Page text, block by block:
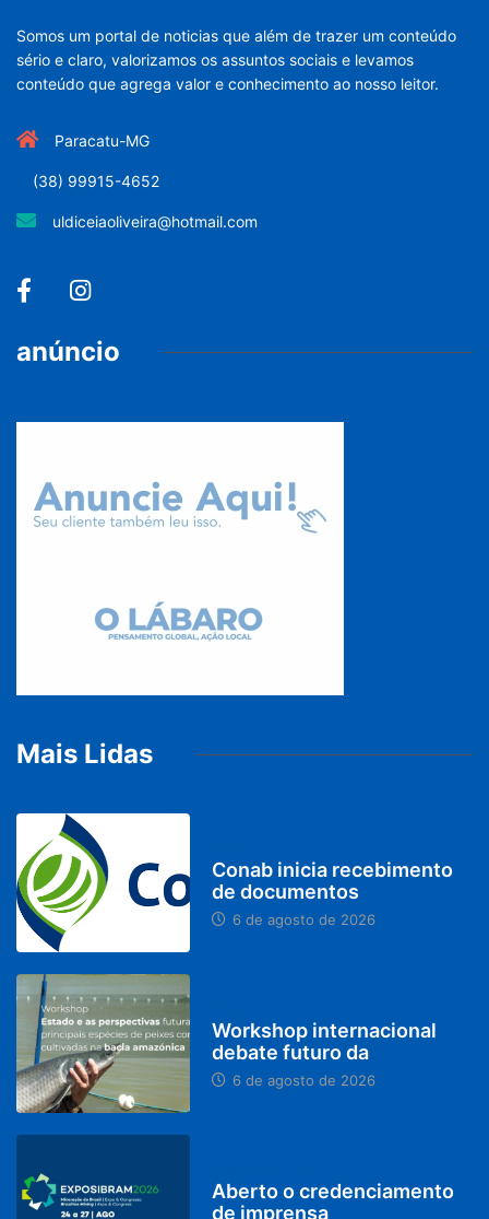
Somos um portal de noticias que além de trazer um conteúdo
sério e claro, valorizamos os assuntos sociais e levamos
conteúdo que agrega valor e conhecimento ao nosso leitor.
Paracatu-MG
(38) 99915-4652
uldiceiaoliveira@hotmail.com
anúncio
Mais Lidas
Conab inicia recebimento
de documentos
6 de agosto de 2026
Workshop internacional
debate futuro da
6 de agosto de 2026
Aberto o credenciamento
de imprensa